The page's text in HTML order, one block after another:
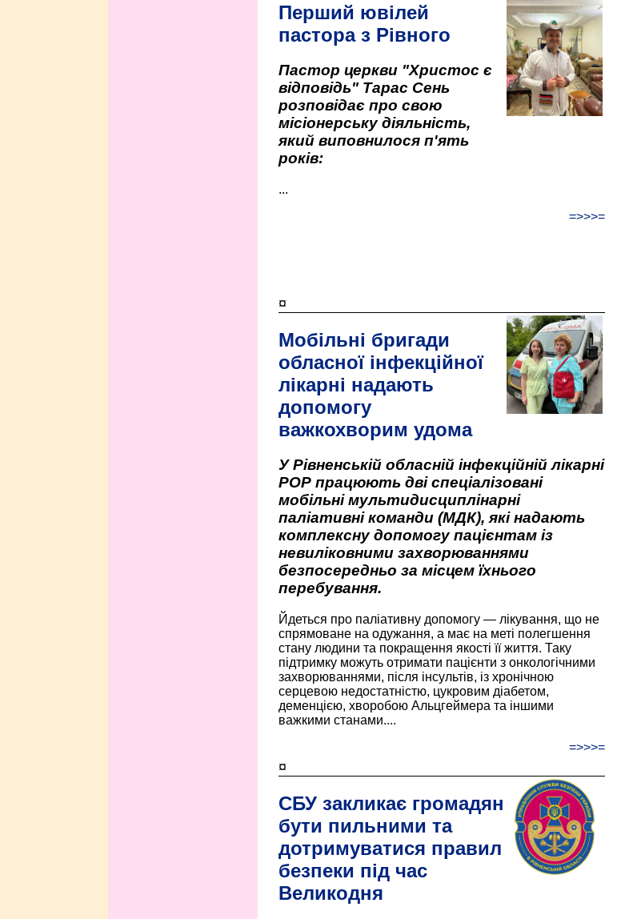
Перший ювілей
пастора з Рівного
Пастор церкви "Христос є
відповідь" Тарас Сень
розповідає про свою
місіонерську діяльність,
який виповнилося п'ять
років:
...
=>>>=
¤
Мобільні бригади
обласної інфекційної
лікарні надають
допомогу
важкохворим удома
У Рівненській обласній інфекційній лікарні
РОР працюють дві спеціалізовані
мобільні мультидисциплінарні
паліативні команди (МДК), які надають
комплексну допомогу пацієнтам із
невиліковними захворюваннями
безпосередньо за місцем їхнього
перебування.
Йдеться про паліативну допомогу — лікування, що не
спрямоване на одужання, а має на меті полегшення
стану людини та покращення якості її життя. Таку
підтримку можуть отримати пацієнти з онкологічними
захворюваннями, після інсультів, із хронічною
серцевою недостатністю, цукровим діабетом,
деменцією, хворобою Альцгеймера та іншими
важкими станами....
=>>>=
¤
СБУ закликає громадян
бути пильними та
дотримуватися правил
безпеки під час
Великодня